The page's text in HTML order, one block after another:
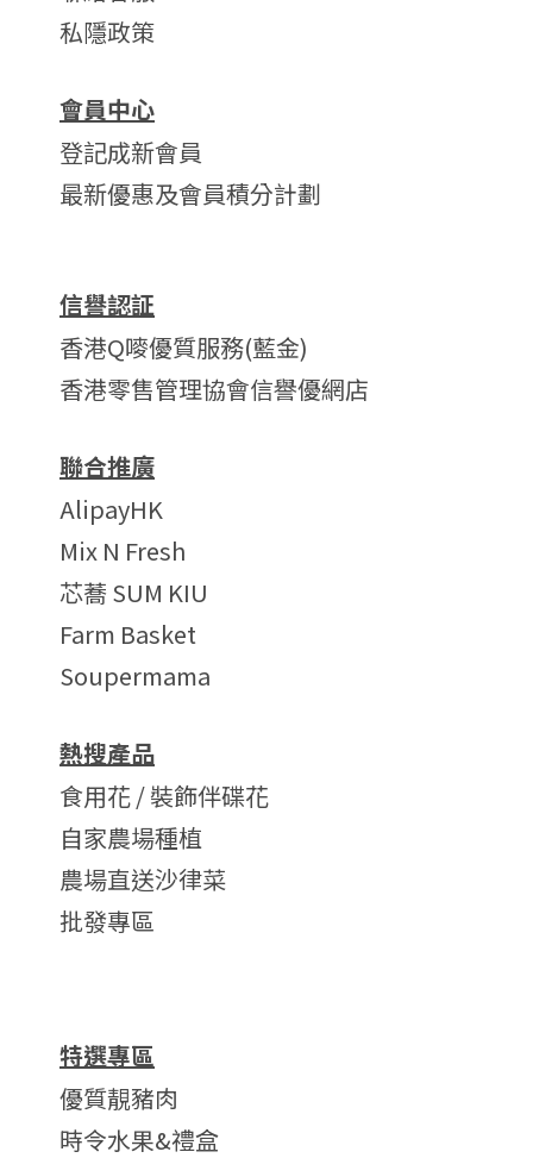
私隱政策
會員中心
登記成新會員
最新優惠及會員積分計劃
信譽認証
香港Q嘜優質服務(藍金)
香港零售管理協會信譽優網店
聯合推廣
AlipayHK
Mix N Fresh
芯蕎 SUM KIU
Farm Basket
Soupermama
熱搜產品
食用花 / 裝飾伴碟花
自家農場種植
農場直送沙律菜
批發專區
特選專區
優質靚豬肉
時令水果&禮盒